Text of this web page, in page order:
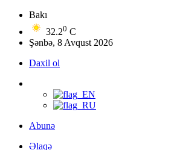
Bakı
32.20 C
Şənbə, 8 Avqust 2026
Daxil ol
Abunə
Əlaqə